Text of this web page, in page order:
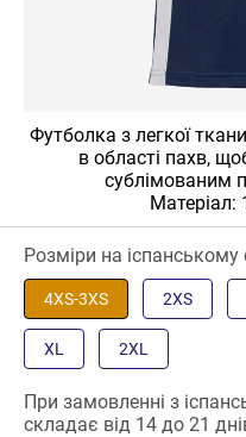
Футболка з легкої
в області пахв,
сублімованим
Матеріал:
Розміри на іспанському
4XS-3XS 2XS
XL 2XL
При замовленні з
складає від 14 до 21